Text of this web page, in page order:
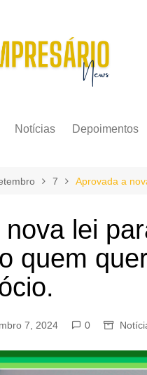
Notícias Depoimentos
7 Aprovada a
lei
quem
7, 2024 0